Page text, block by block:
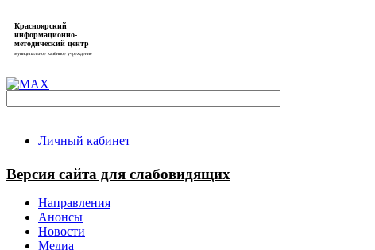
Красноярский
информационно-
методический центр
муниципальное казённое учреждение
Личный кабинет
Версия сайта для слабовидящих
Направления
Анонсы
Новости
Медиа